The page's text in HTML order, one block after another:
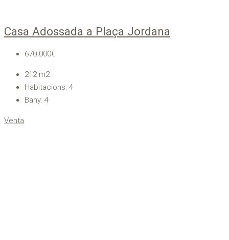
Casa Adossada a Plaça Jordana
670.000€
212 m2
Habitacions: 4
Bany: 4
Venta